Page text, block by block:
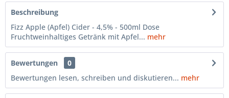
Beschreibung
Fizz Apple (Apfel) Cider - 4,5% - 500ml Dose
Fruchtweinhaltiges Getränk mit Apfel... mehr
Bewertungen
0
Bewertungen lesen, schreiben und diskutieren... mehr